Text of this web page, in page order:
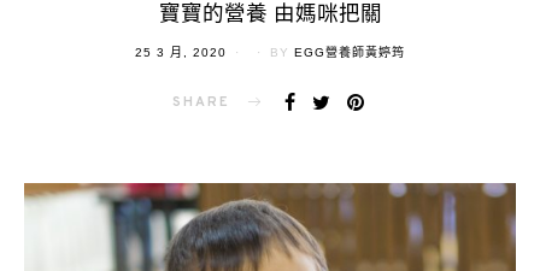
寶寶的營養 由媽咪把關
POSTED
25 3 月, 2020 BY EGG營養師黃婷筠
SHARE